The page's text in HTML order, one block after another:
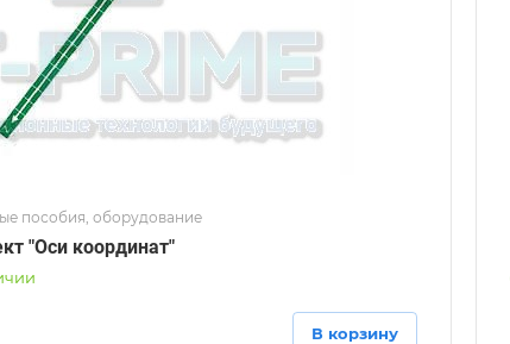
пособия, оборудование
"Оси координат"
В корзину